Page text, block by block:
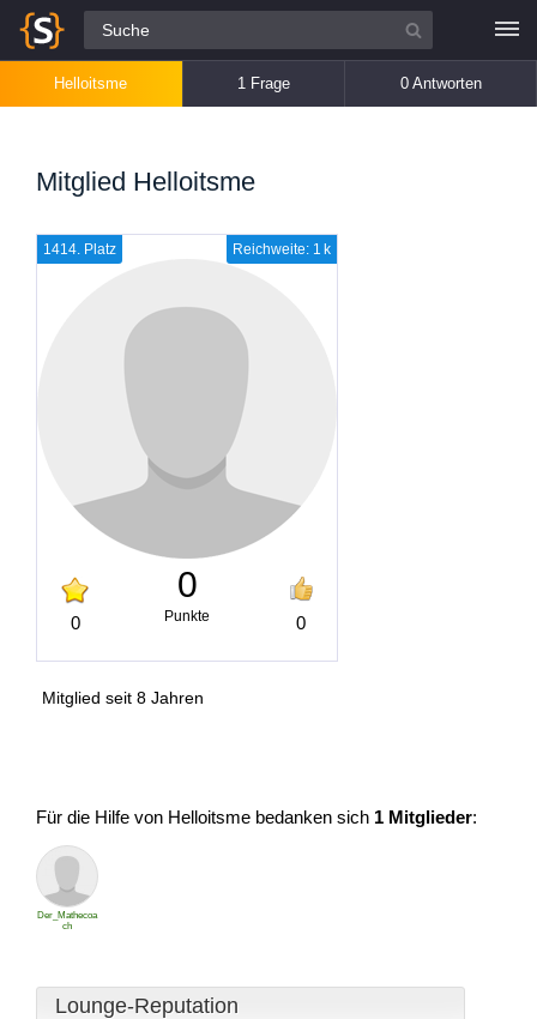
Alle Fragen
Helloitsme 1 Frage 0 Antworten
Mitglied Helloitsme
Reichweite: 1 k
1414. Platz
0
0
Punkte 0
Mitglied seit 8 Jahren
Für die Hilfe von Helloitsme bedanken sich 1 Mitglieder:
Der_Mathecoa
ch
Lounge-Reputation